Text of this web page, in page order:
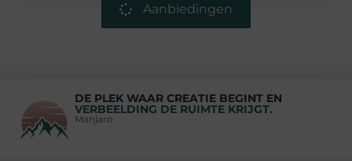
Aanbiedingen
DE PLEK WAAR CREATIE BEGINT EN
VERBEELDING DE RUIMTE KRIJGT.
Manjaro